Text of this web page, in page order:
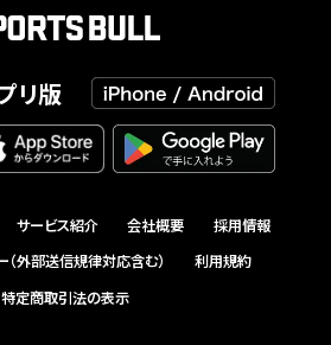
リ版
サービス紹介 会社概要
採用情報
（外部送信規律対応含む）
利用規約
特定商取引法の表示